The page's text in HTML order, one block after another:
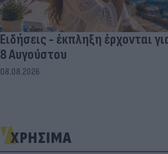
Ειδήσεις - έκπληξη έρχονται
8 Αυγούστου
08.08.2026
ΧΡΗΣΙΜΑ